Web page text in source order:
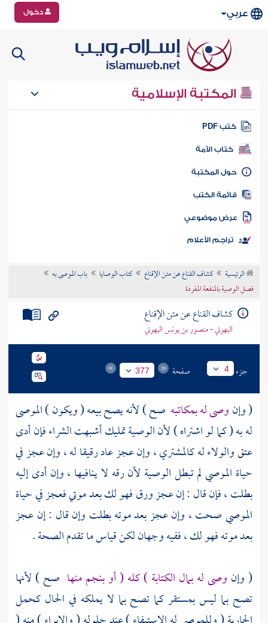
عربي دخول
المكتبة الإسلامية
كتب PDF
كتاب الأمة
المكتبة
الكتب
موضوعي
تراجم الأعلام
الرئيسية كشاف القناع عن متن الإقناع كتاب الوصايا
باب الموصى به
فصل الوصية بالمنفعة المفردة
كشاف القناع عن متن الإقناع
البهوتي - منصور بن يونس البهوتي
جزء 4 صفحة 377
( وإنوصى له بمكاتبه صح ) لأنه يصح بيعه ( ويكون ) الموصى
له به ( كما لو اشتراه ) لأن الوصية تمليك أشبهت الشراء فإن أدى
عتق والولاء له كالمشتري ، وإن عجز عاد رقيقا له ، وإن عجز في
حياة الموصي لم تبطل الوصية لأن رقه لا ينافيها ، وإن أدى إليه
بطلت ، فإن قال : إن عجز ورق فهو لك بعد موتي فعجز في حياة
الموصي صحت ، وإن عجز بعد موته بطلت وإن قال : إن عجز
بعد موته فهو لك ، ففيه وجهان لكن قياس ما تقدم الصحة .
( وإن وصى له بمال الكتابة ) كله ( أو بنجم منها صح ) لأنها
تصح بما ليس بمستقر كما تصح بما لا يملكه في الحال كحمل